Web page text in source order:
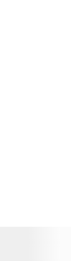
biologiques (label
aux
minérale
d'emballage doivent